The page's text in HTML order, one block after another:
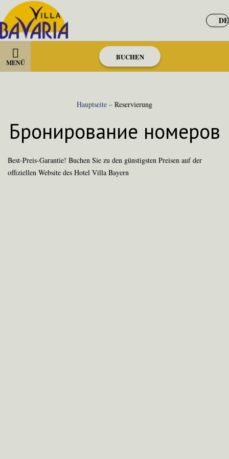
DE
MENÜ
BUCHEN
Hauptseite – Reservierung
Бронирование номеров
Best-Preis-Garantie! Buchen Sie zu den günstigsten Preisen auf der
offiziellen Website des Hotel Villa Bayern